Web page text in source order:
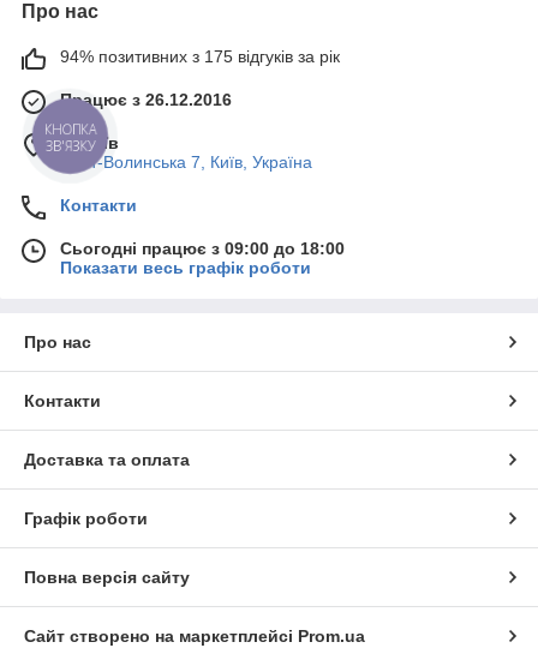
Про нас
94% позитивних з 175 відгуків за рік
Працює з 26.12.2016
м. Київ
Пост-Волинська 7, Київ, Україна
Контакти
Сьогодні працює з 09:00 до 18:00
Показати весь графік роботи
Про нас
Контакти
Доставка та оплата
Графік роботи
Повна версія сайту
Сайт створено на маркетплейсі Prom.ua
КНОПКА
ЗВ'ЯЗКУ